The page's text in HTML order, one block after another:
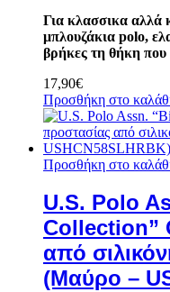
Για κλασσικα αλλά
μπλουζάκια polo,
βρήκες τη θήκη που
17,90€
Προσθήκη στο
Προσθήκη στο
U.S. Polo
Collection”
από
(Μαύρο –